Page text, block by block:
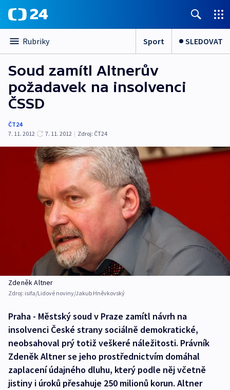
Rubriky Sport SLEDOVAT
Soud zamítl Altnerův
požadavek na insolvenci
ČSSD
ČT24
7. 11. 2012
7. 11. 2012 | Zdroj: ČT24
Zdeněk Altner
Zdroj: isifa/Lidové noviny/Jakub Hněvkovský
Praha - Městský soud v Praze zamítl návrh na
insolvenci České strany sociálně demokratické,
neobsahoval prý totiž veškeré náležitosti. Právník
Zdeněk Altner se jeho prostřednictvím domáhal
zaplacení údajného dluhu, který podle něj včetně
jistiny i úroků přesahuje 250 milionů korun. Altner